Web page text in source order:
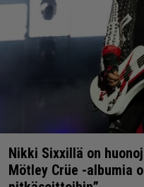
Nikki Sixxillä on
Mötley Crüe -albumia